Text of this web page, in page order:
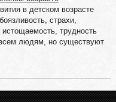
в детском возрасте
страхи,
трудность
людям, но существуют